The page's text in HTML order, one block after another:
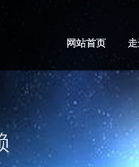
网站首页